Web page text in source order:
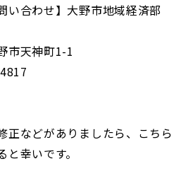
い合わせ】大野市地域経済部
天神町1-1
などがありましたら、こちら
幸いです。